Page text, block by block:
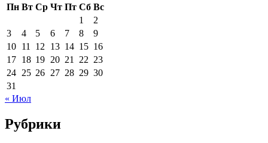
Пн Вт Ср Чт Пт Сб Вс
1
2
3
4 5 6 7 8
9
10 11 12 13 14 15 16
17 18 19 20 21 22 23
24 25 26 27 28 29 30
31
« Июл
Рубрики